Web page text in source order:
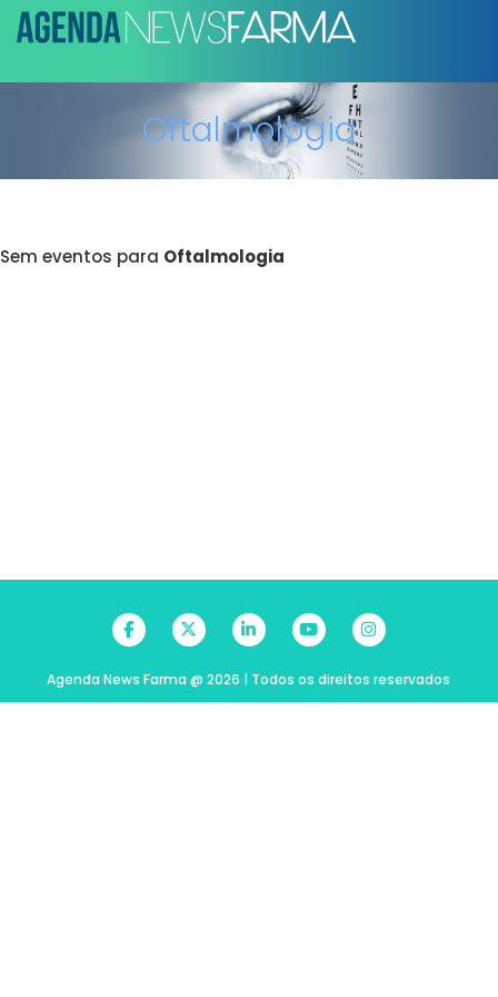
Oftalmologia
Sem eventos para Oftalmologia
Agenda News Farma @ 2026 | Todos os direitos reservados